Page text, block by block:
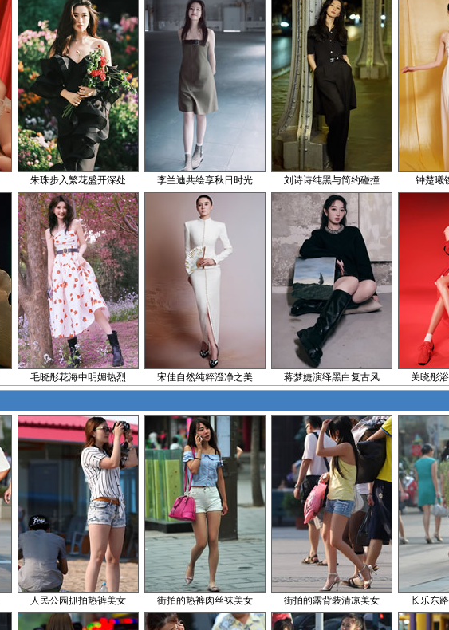
朱珠步入繁花盛开深处 李兰迪共绘享秋日时光 刘诗诗纯黑与简约碰撞 钟楚曦
毛晓彤花海中明媚热烈 宋佳自然纯粹澄净之美 蒋梦婕演绎黑白复古风 关晓彤
人民公园抓拍热裤美女 街拍的热裤肉丝袜美女 街拍的露背装清凉美女 长乐东